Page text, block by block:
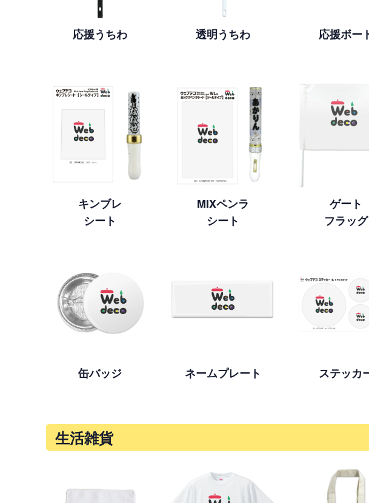
応援うちわ 透明うちわ 応援ボー
キンブレ
シート
MIXペンラ
シート
ゲート
フラッグ
缶バッジ ネームプレート ステッカ
生活雑貨